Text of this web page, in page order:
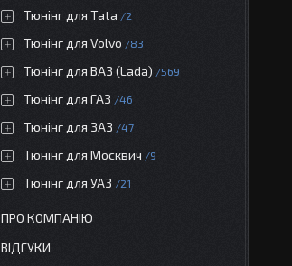
Тюнінг для Tata 2
Тюнінг для Volvo 83
Тюнінг для ВАЗ (Lada) 569
Тюнінг для ГАЗ 46
Тюнінг для ЗАЗ 47
Тюнінг для Москвич 9
Тюнінг для УАЗ 21
ПРО КОМПАНІЮ
ВІДГУКИ